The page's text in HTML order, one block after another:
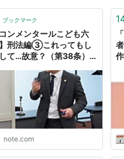
ブックマーク
コンメンタールこども六
刑法編③これってもし
て…故意？（第38条）
note.com